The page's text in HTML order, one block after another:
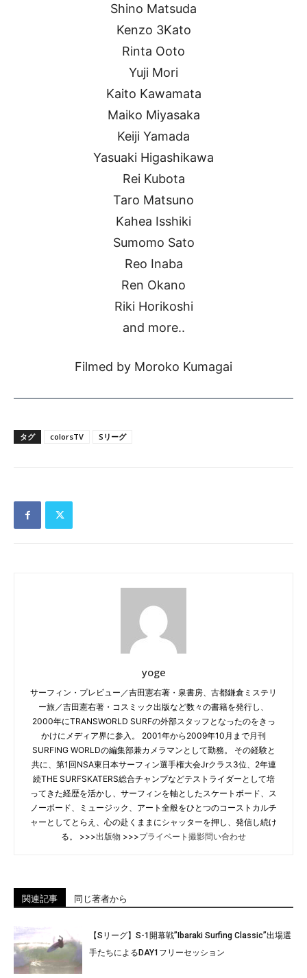
Shino Matsuda
Kenzo 3Kato
Rinta Ooto
Yuji Mori
Kaito Kawamata
Maiko Miyasaka
Keiji Yamada
Yasuaki Higashikawa
Rei Kubota
Taro Matsuno
Kahea Isshiki
Sumomo Sato
Reo Inaba
Ren Okano
Riki Horikoshi
and more..
Filmed by Moroko Kumagai
タグ colorsTV Sリーグ
yoge
サーフィン・プレビュー／吉田憲右著・泉書房、古都鎌倉ミステリ
ー旅／吉田憲右著・コスミック出版など数々の書籍を発行し、
2000年にTRANSWORLD SURFの外部スタッフとなったのをきっ
かけにメディア界に参入。 2001年から2009年10月まで月刊
SURFING WORLDの編集部兼カメラマンとして勤務。 その経験と
共に、第1回NSA東日本サーフィン選手権大会Jrクラス3位、2年連
続THE SURFSKATERS総合チャンプなどテストライダーとして培
ってきた経歴を活かし、サーフィンを軸としたスケートボード、ス
ノーボード、ミュージック、アート全般をひとつのコーストカルチ
ャーとしてとらえ、心の赴くままにシャッターを押し、発信し続け
る。 >>>出版物 >>>プライベート撮影問い合わせ
関連記事 同じ著者から
【Sリーグ】S-1開幕戦”Ibaraki Surfing Classic”出場選
手たちによるDAY1フリーセッション